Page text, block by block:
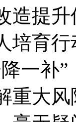
造提
培育
一补
重大